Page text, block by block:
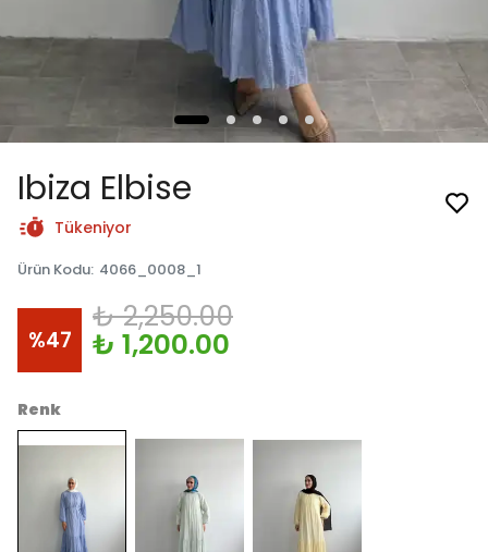
Ibiza Elbise
Tükeniyor
Ürün Kodu: 4066_0008_1
%47
₺ 2,250.00
₺ 1,200.00
Renk